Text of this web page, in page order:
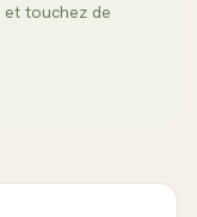
touchez de